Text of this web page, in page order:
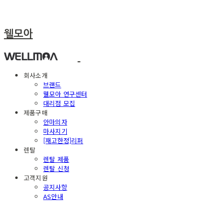
웰모아
회사소개
브랜드
웰모아 연구센터
대리점 모집
제품구매
안마의자
마사지기
[재고한정]리퍼
렌탈
렌탈 제품
렌탈 신청
고객지원
공지사항
AS안내